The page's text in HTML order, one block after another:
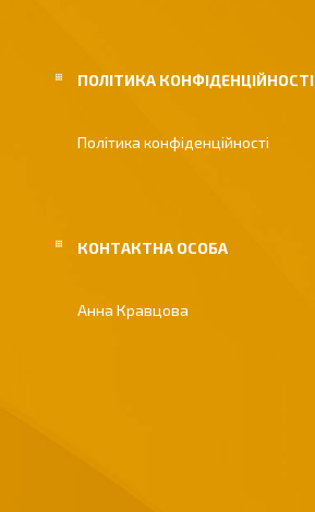
ПОЛІТИКА КОНФІДЕНЦІЙНОСТІ
Політика конфіденційності
Анна Кравцова